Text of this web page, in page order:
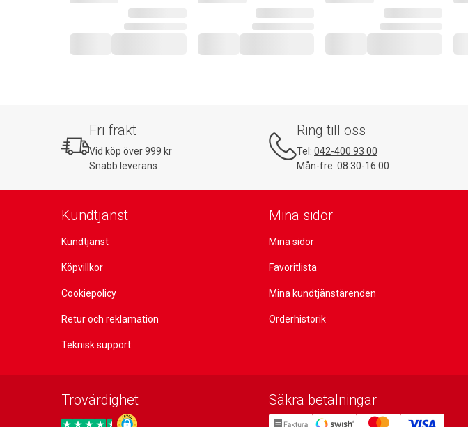
Fri frakt
Vid köp över 999 kr
Snabb leverans
Ring till oss
Tel: 042-400 93 00
Mån-fre: 08:30-16:00
Kundtjänst
Kundtjänst
Köpvillkor
Cookiepolicy
Retur och reklamation
Teknisk support
Mina sidor
Mina sidor
Favoritlista
Mina kundtjänstärenden
Orderhistorik
Trovärdighet Säkra betalningar